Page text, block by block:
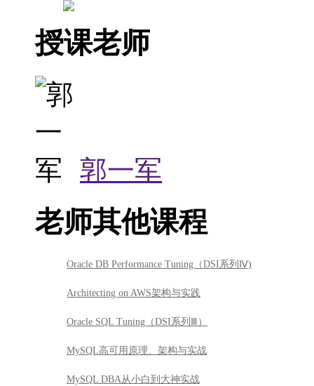
授课老师
郭一军
老师其他课程
Oracle DB Performance Tuning（DSI系列Ⅳ)
Architecting on AWS架构与实践
Oracle SQL Tuning（DSI系列Ⅲ）
MySQL高可用原理、架构与实战
MySQL DBA从小白到大神实战